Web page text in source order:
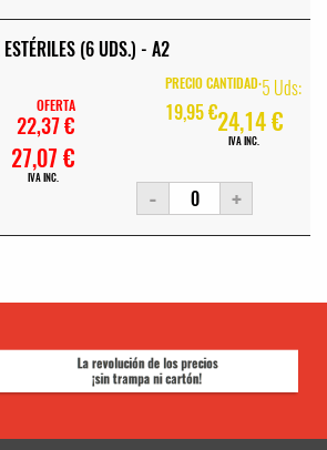
(6 UDS.) - A2
OFERTA
22,37 €
27,07 €
IVA INC.
PRECIO CANTIDAD:5 Uds:
19,95 €24,14 €
IVA INC.
- +